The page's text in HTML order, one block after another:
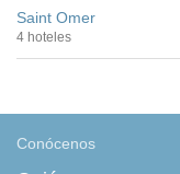
Saint Omer
4 hoteles
Conócenos